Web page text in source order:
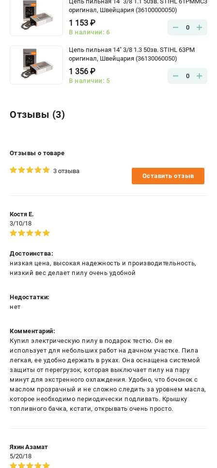
оригинал, Швейцария (36100000050)
1 153 ₽
В наличии: 6
0
Цепь пильная 14" 3/8 1.3 50зв. STIHL 63PM
оригинал, Швейцария (36130060050)
1 356 ₽
В наличии: 5
0
Отзывы (3)
Отзывы о товаре
3 отзыва
Оставить отзыв
Костя Е.
3/10/18
Достоинства:
низкая цена, высокая надежность и производительность,
низкий вес делает пилу очень удобной
Недостатки:
нет
Комментарий:
Купил электрическую пилу в подарок тестю. Он ее
использует для небольших работ на дачном участке. Пила
легкая, ее удобно держать в руках. Она оснащена системой
защиты от перегрузок, которая выключает пилу на пару
минут для экстренного охлаждения. Удобно, что бочонок с
маслом прозрачный и не сложно следить за уровнем масла,
которое необходимо периодически подливать. Крышку
топливного бачка, кстати, открывать очень просто.
Яхин Азамат
5/20/18